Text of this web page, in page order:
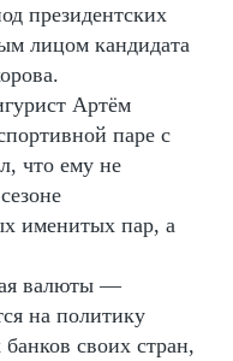
президентских
лицом кандидата
Артём
паре с
что ему не
именитых пар, а
валюты —
на политику
своих стран,